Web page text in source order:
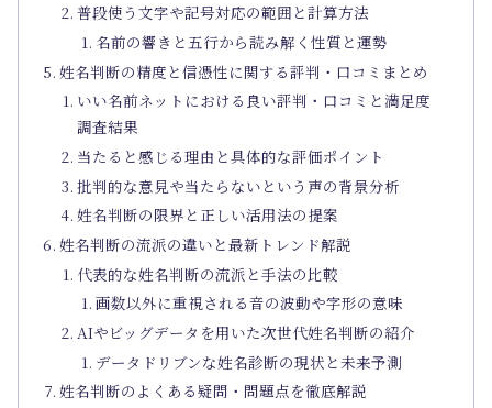
普段使う文字や記号対応の範囲と計算方法
名前の響きと五行から読み解く性質と運勢
姓名判断の精度と信憑性に関する評判・口コミまとめ
いい名前ネットにおける良い評判・口コミと満足度
調査結果
当たると感じる理由と具体的な評価ポイント
批判的な意見や当たらないという声の背景分析
姓名判断の限界と正しい活用法の提案
姓名判断の流派の違いと最新トレンド解説
代表的な姓名判断の流派と手法の比較
画数以外に重視される音の波動や字形の意味
AIやビッグデータを用いた次世代姓名判断の紹介
データドリブンな姓名診断の現状と未来予測
姓名判断のよくある疑問・問題点を徹底解説